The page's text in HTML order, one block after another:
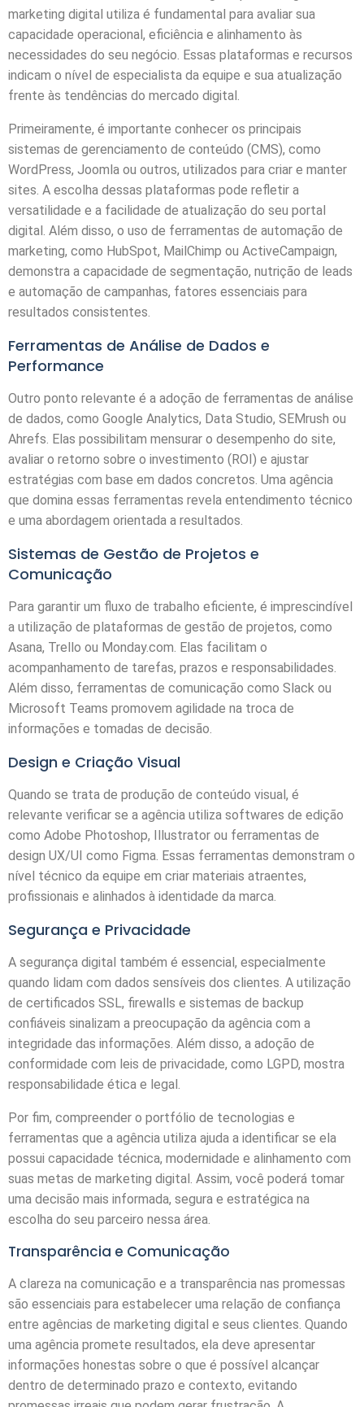
marketing digital utiliza é fundamental para avaliar sua
capacidade operacional, eficiência e alinhamento às
necessidades do seu negócio. Essas plataformas e recursos
indicam o nível de especialista da equipe e sua atualização
frente às tendências do mercado digital.
Primeiramente, é importante conhecer os principais
sistemas de gerenciamento de conteúdo (CMS), como
WordPress, Joomla ou outros, utilizados para criar e manter
sites. A escolha dessas plataformas pode refletir a
versatilidade e a facilidade de atualização do seu portal
digital. Além disso, o uso de ferramentas de automação de
marketing, como HubSpot, MailChimp ou ActiveCampaign,
demonstra a capacidade de segmentação, nutrição de leads
e automação de campanhas, fatores essenciais para
resultados consistentes.
Ferramentas de Análise de Dados e
Performance
Outro ponto relevante é a adoção de ferramentas de análise
de dados, como Google Analytics, Data Studio, SEMrush ou
Ahrefs. Elas possibilitam mensurar o desempenho do site,
avaliar o retorno sobre o investimento (ROI) e ajustar
estratégias com base em dados concretos. Uma agência
que domina essas ferramentas revela entendimento técnico
e uma abordagem orientada a resultados.
Sistemas de Gestão de Projetos e
Comunicação
Para garantir um fluxo de trabalho eficiente, é imprescindível
a utilização de plataformas de gestão de projetos, como
Asana, Trello ou Monday.com. Elas facilitam o
acompanhamento de tarefas, prazos e responsabilidades.
Além disso, ferramentas de comunicação como Slack ou
Microsoft Teams promovem agilidade na troca de
informações e tomadas de decisão.
Design e Criação Visual
Quando se trata de produção de conteúdo visual, é
relevante verificar se a agência utiliza softwares de edição
como Adobe Photoshop, Illustrator ou ferramentas de
design UX/UI como Figma. Essas ferramentas demonstram o
nível técnico da equipe em criar materiais atraentes,
profissionais e alinhados à identidade da marca.
Segurança e Privacidade
A segurança digital também é essencial, especialmente
quando lidam com dados sensíveis dos clientes. A utilização
de certificados SSL, firewalls e sistemas de backup
confiáveis sinalizam a preocupação da agência com a
integridade das informações. Além disso, a adoção de
conformidade com leis de privacidade, como LGPD, mostra
responsabilidade ética e legal.
Por fim, compreender o portfólio de tecnologias e
ferramentas que a agência utiliza ajuda a identificar se ela
possui capacidade técnica, modernidade e alinhamento com
suas metas de marketing digital. Assim, você poderá tomar
uma decisão mais informada, segura e estratégica na
escolha do seu parceiro nessa área.
Transparência e Comunicação
A clareza na comunicação e a transparência nas promessas
são essenciais para estabelecer uma relação de confiança
entre agências de marketing digital e seus clientes. Quando
uma agência promete resultados, ela deve apresentar
informações honestas sobre o que é possível alcançar
dentro de determinado prazo e contexto, evitando